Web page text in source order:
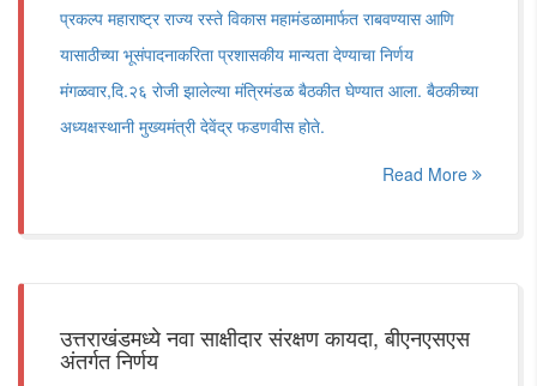
प्रकल्प महाराष्ट्र राज्य रस्ते विकास महामंडळामार्फत राबवण्यास आणि
यासाठीच्या भूसंपादनाकरिता प्रशासकीय मान्यता देण्याचा निर्णय
मंगळवार,दि.२६ रोजी झालेल्या मंत्रिमंडळ बैठकीत घेण्यात आला. बैठकीच्या
अध्यक्षस्थानी मुख्यमंत्री देवेंद्र फडणवीस होते.
Read More
उत्तराखंडमध्ये नवा साक्षीदार संरक्षण कायदा, बीएनएसएस
अंतर्गत निर्णय